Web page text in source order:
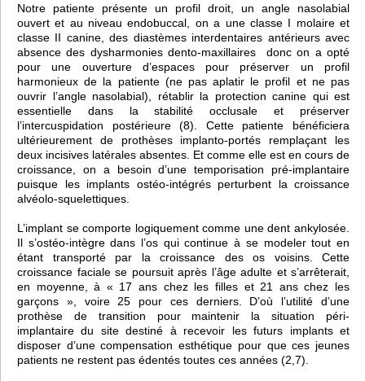
Notre patiente présente un profil droit, un angle nasolabial
ouvert et au niveau endobuccal, on a une classe I molaire et
classe II canine, des diastèmes interdentaires antérieurs avec
absence des dysharmonies dento-maxillaires donc on a opté
pour une ouverture d’espaces pour préserver un profil
harmonieux de la patiente (ne pas aplatir le profil et ne pas
ouvrir l’angle nasolabial), rétablir la protection canine qui est
essentielle dans la stabilité occlusale et préserver
l’intercuspidation postérieure (8). Cette patiente bénéficiera
ultérieurement de prothèses implanto-portés remplaçant les
deux incisives latérales absentes. Et comme elle est en cours de
croissance, on a besoin d’une temporisation pré-implantaire
puisque les implants ostéo-intégrés perturbent la croissance
alvéolo-squelettiques.
L’implant se comporte logiquement comme une dent ankylosée.
Il s’ostéo-intègre dans l’os qui continue à se modeler tout en
étant transporté par la croissance des os voisins. Cette
croissance faciale se poursuit après l’âge adulte et s’arrêterait,
en moyenne, à « 17 ans chez les filles et 21 ans chez les
garçons », voire 25 pour ces derniers. D’où l’utilité d’une
prothèse de transition pour maintenir la situation péri-
implantaire du site destiné à recevoir les futurs implants et
disposer d’une compensation esthétique pour que ces jeunes
patients ne restent pas édentés toutes ces années (2,7).